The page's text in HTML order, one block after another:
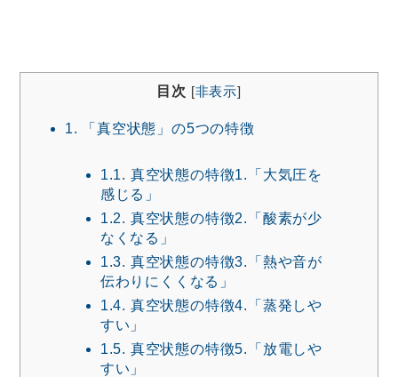
目次 [非表示]
1. 「真空状態」の5つの特徴
1.1. 真空状態の特徴1.「大気圧を
感じる」
1.2. 真空状態の特徴2.「酸素が少
なくなる」
1.3. 真空状態の特徴3.「熱や音が
伝わりにくくなる」
1.4. 真空状態の特徴4.「蒸発しや
すい」
1.5. 真空状態の特徴5.「放電しや
すい」